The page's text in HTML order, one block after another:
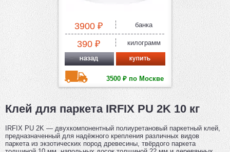
3900 ₽ банка
390 ₽ килограмм
3500 ₽ по Москве
Клей для паркета IRFIX PU 2K 10 кг
IRFIX PU 2K — двухкомпонентный полиуретановый паркетный клей,
предназначенный для надёжного крепления различных видов
паркета из экзотических пород древесины, твёрдого паркета